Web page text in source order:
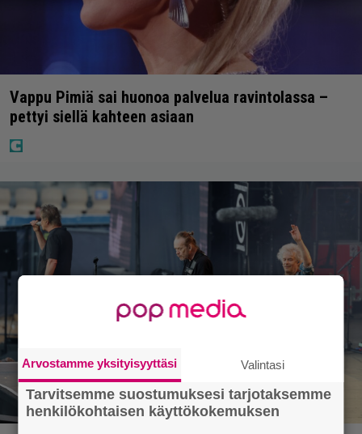
Vappu Pimiä sai huonoa palvelua ravintolassa –
pettyi siellä kahteen asiaan
Arvostamme yksityisyyttäsi Valintasi
Tarvitsemme suostumuksesi tarjotaksemme
henkilökohtaisen käyttökokemuksen